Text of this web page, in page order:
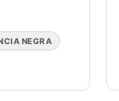
NEGRA